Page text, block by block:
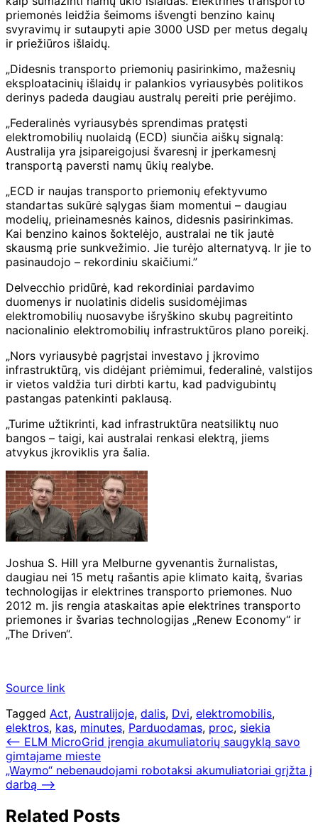
priemonės leidžia šeimoms išvengti benzino kainų
svyravimų ir sutaupyti apie 3000 USD per metus degalų
ir priežiūros išlaidų.
„Didesnis transporto priemonių pasirinkimo, mažesnių
eksploatacinių išlaidų ir palankios vyriausybės politikos
derinys padeda daugiau australų pereiti prie perėjimo.
„Federalinės vyriausybės sprendimas pratęsti
elektromobilių nuolaidą (ECD) siunčia aiškų signalą:
Australija yra įsipareigojusi švaresnį ir įperkamesnį
transportą paversti namų ūkių realybe.
„ECD ir naujas transporto priemonių efektyvumo
standartas sukūrė sąlygas šiam momentui – daugiau
modelių, prieinamesnės kainos, didesnis pasirinkimas.
Kai benzino kainos šoktelėjo, australai ne tik jautė
skausmą prie sunkvežimio. Jie turėjo alternatyvą. Ir jie to
pasinaudojo – rekordiniu skaičiumi.”
Delvecchio pridūrė, kad rekordiniai pardavimo
duomenys ir nuolatinis didelis susidomėjimas
elektromobilių nuosavybe išryškino skubų pagreitinto
nacionalinio elektromobilių infrastruktūros plano poreikį.
„Nors vyriausybė pagrįstai investavo į įkrovimo
infrastruktūrą, vis didėjant priėmimui, federalinė, valstijos
ir vietos valdžia turi dirbti kartu, kad padvigubintų
pastangas patenkinti paklausą.
„Turime užtikrinti, kad infrastruktūra neatsiliktų nuo
bangos – taigi, kai australai renkasi elektrą, jiems
atvykus įkroviklis yra šalia.
Joshua S. Hill yra Melburne gyvenantis žurnalistas,
daugiau nei 15 metų rašantis apie klimato kaitą, švarias
technologijas ir elektrines transporto priemones. Nuo
2012 m. jis rengia ataskaitas apie elektrines transporto
priemones ir švarias technologijas „Renew Economy“ ir
„The Driven“.
Source link
Tagged Act, Australijoje, dalis, Dvi, elektromobilis,
elektros, kas, minutes, Parduodamas, proc, siekia
Navigacija
tarp
įrašų
⟵ ELM MicroGrid įrengia akumuliatorių saugyklą savo
gimtajame mieste
„Waymo“ nebenaudojami robotaksi akumuliatoriai grįžta į
darbą ⟶
Related Posts